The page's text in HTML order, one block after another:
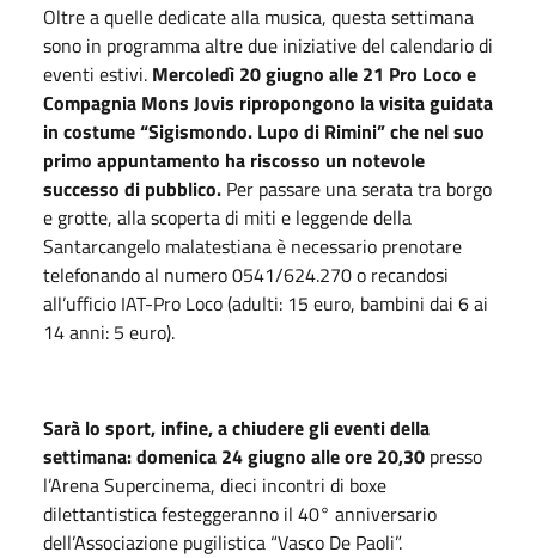
Oltre a quelle dedicate alla musica, questa settimana
sono in programma altre due iniziative del calendario di
eventi estivi. Mercoledì 20 giugno alle 21 Pro Loco e
Compagnia Mons Jovis ripropongono la visita guidata
in costume “Sigismondo. Lupo di Rimini” che nel suo
primo appuntamento ha riscosso un notevole
successo di pubblico. Per passare una serata tra borgo
e grotte, alla scoperta di miti e leggende della
Santarcangelo malatestiana è necessario prenotare
telefonando al numero 0541/624.270 o recandosi
all’ufficio IAT-Pro Loco (adulti: 15 euro, bambini dai 6 ai
14 anni: 5 euro).
Sarà lo sport, infine, a chiudere gli eventi della
settimana: domenica 24 giugno alle ore 20,30 presso
l’Arena Supercinema, dieci incontri di boxe
dilettantistica festeggeranno il 40° anniversario
dell’Associazione pugilistica “Vasco De Paoli”.